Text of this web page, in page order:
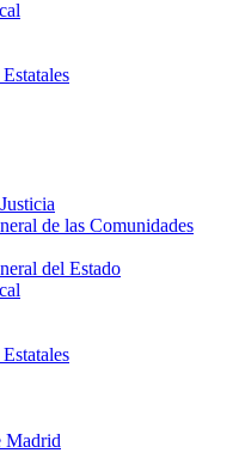
de las Comunidades
del Estado
Madrid